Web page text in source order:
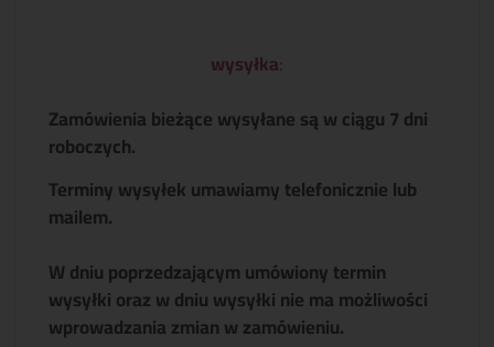
wysyłka:
Zamówienia bieżące wysyłane są w ciągu 7 dni
roboczych.
Terminy wysyłek umawiamy telefonicznie lub
mailem.
W dniu poprzedzającym umówiony termin
wysyłki oraz w dniu wysyłki nie ma możliwości
wprowadzania zmian w zamówieniu.